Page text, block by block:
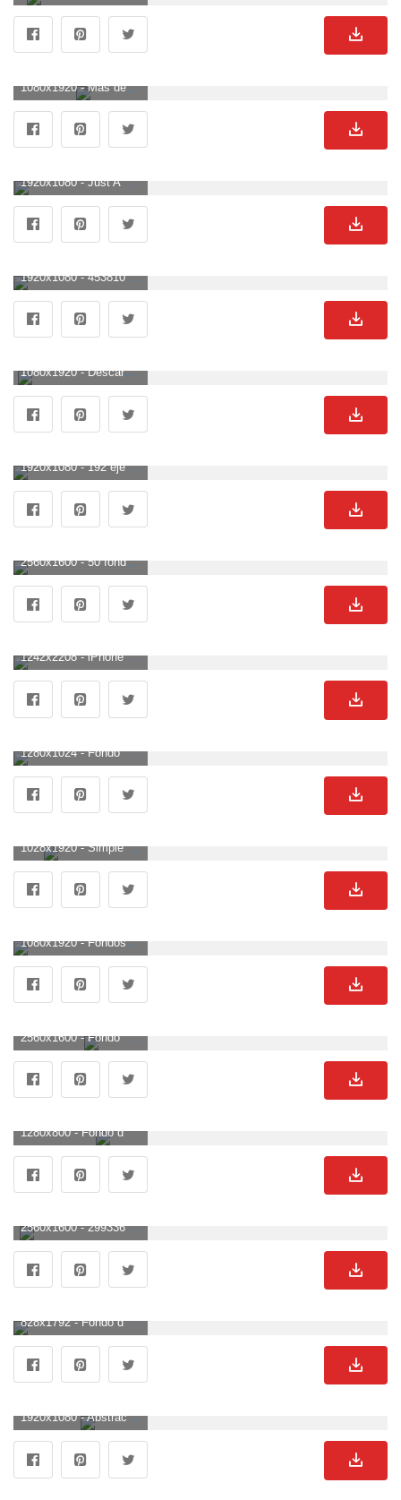
1080x1920 - Más de 65 fondos de pantalla azules simples. Wallpaper para celular sencillos.
1920x1080 - Just A Simple Wallpaper Fondo de pantalla HD »FullHDWpp - Full HD. Imágen HD 1080p sencillos.
1920x1080 - 4538101 #circle, #simple, #minimalism wallpaper | Fondos de pantalla generales. Fondo de pantalla HD 1080p sencillos.
1080x1920 - Descarga gratuita de Simple Violet Gradient HTC Android Wallpaper. Fondo para móvil sencillos.
1920x1080 - 192 ejemplos de fondos de pantalla minimalistas para un fondo de escritorio simple. Fondo de pantalla HD 1080p sencillos.
2560x1600 - 50 fondos de pantalla QHD simples y con textura para sus teléfonos inteligentes - deTeched. Wallpaper sencillos.
1242x2208 - iPhonepapers.com | iPhone 8 fondo de pantalla | ni87-wood-tree-simple-nature. Fondo para móvil sencillos.
1280x1024 - Fondo de pantalla simple | 1280x1024 | ID: 12661 - WallpaperVortex.com. Imágen sencillos.
1028x1920 - Simple Iphone Wallpaper (41+), Descargar HD Wallpapers. Fondo de pantalla sencillos.
1080x1920 - Fondos de pantalla simples - Mejores fondos simples gratis - WallpaperAccess. Fondo para móvil sencillos.
2560x1600 - Fondo de pantalla simple gratis # 6794219. Wallpaper sencillos.
1280x800 - Fondo de pantalla sencillos 1280x800. Imágen sencillos.
2560x1600 - 2993366 azul minimalismo simple fondo de pantalla y fondo | Otros. Fondo para computadora sencillos.
828x1792 - Fondo de pantalla de iPhone XR Drops Naranja oscuro Watter Minimal Simple Hazy. Imágen sencillos.
1920x1080 - Abstract Simple Wallpaper - HD Wallpapers. Fondo de pantalla HD 1080p sencillos.